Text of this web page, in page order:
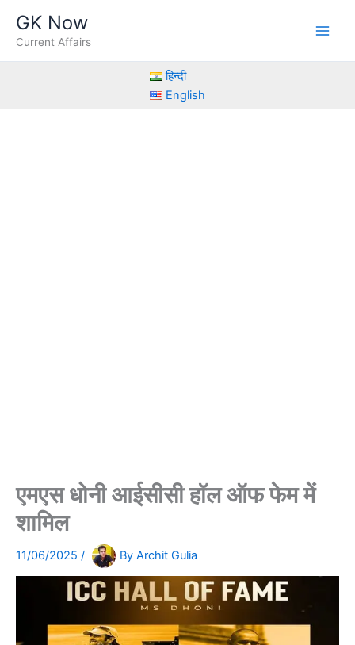
content
GK Now
Current Affairs
हिन्दी
English
एमएस धोनी आईसीसी हॉल ऑफ फेम में
शामिल
11/06/2025 / By Archit Gulia